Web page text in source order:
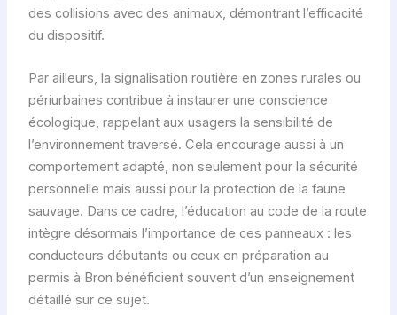
des collisions avec des animaux, démontrant l’efficacité
du dispositif.
Par ailleurs, la signalisation routière en zones rurales ou
périurbaines contribue à instaurer une conscience
écologique, rappelant aux usagers la sensibilité de
l’environnement traversé. Cela encourage aussi à un
comportement adapté, non seulement pour la sécurité
personnelle mais aussi pour la protection de la faune
sauvage. Dans ce cadre, l’éducation au code de la route
intègre désormais l’importance de ces panneaux : les
conducteurs débutants ou ceux en préparation au
permis à Bron bénéficient souvent d’un enseignement
détaillé sur ce sujet.